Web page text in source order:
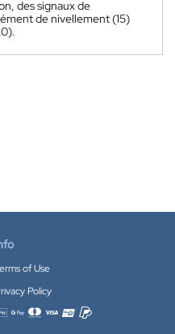
des signaux de
de nivellement (15)
of Use
Policy
payment methods